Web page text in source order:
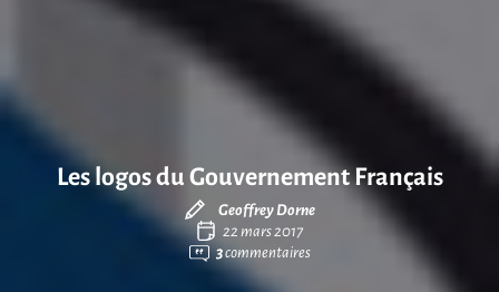
Les logos du Gouvernement Français
Geoffrey Dorne
22 mars 2017
3commentaires